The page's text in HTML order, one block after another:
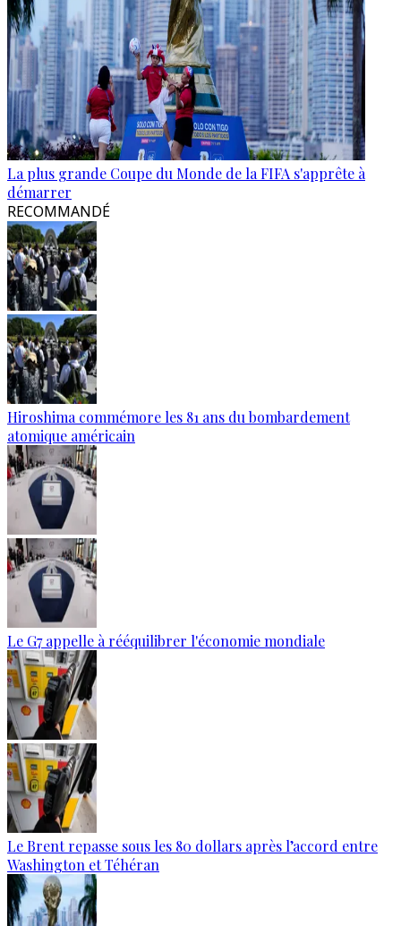
La plus grande Coupe du Monde de la FIFA s'apprête à
démarrer
RECOMMANDÉ
Hiroshima commémore les 81 ans du bombardement
atomique américain
Le G7 appelle à rééquilibrer l'économie mondiale
Le Brent repasse sous les 80 dollars après l’accord entre
Washington et Téhéran